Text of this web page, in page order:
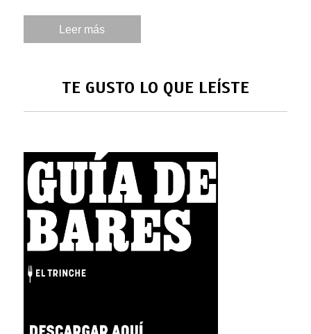
Leer más
TE GUSTO LO QUE LEÍSTE